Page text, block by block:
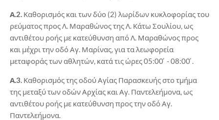
Α.2. Καθορισμός και των δύο (2) λωρίδων κυκλοφορίας του
ρεύματος προς Λ. Μαραθώνος της Λ. Κάτω Σουλίου, ως
αντιθέτου ροής με κατεύθυνση από Λ. Μαραθώνος προς
και μέχρι την οδό Αγ. Μαρίνας, για τα λεωφορεία
μεταφοράς των αθλητών, κατά τις ώρες 05:00 ́ - 08:00 ́.
Α.3. Καθορισμός της οδού Αγίας Παρασκευής στο τμήμα
της μεταξύ των οδών Αρχίας και Αγ. Παντελεήμονα, ως
αντιθέτου ροής με κατεύθυνση προς την οδό Αγ.
Παντελεήμονα.